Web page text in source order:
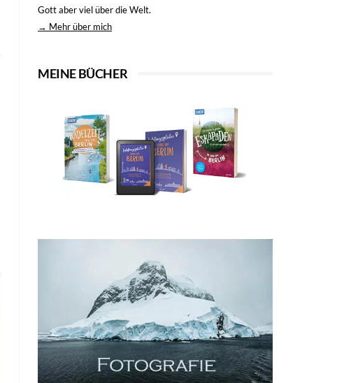
Gott aber viel über die Welt.
→ Mehr über mich
MEINE BÜCHER